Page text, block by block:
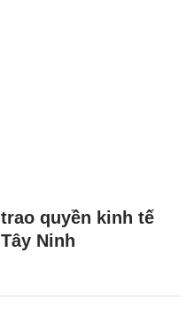
quyền kinh tế
Ninh